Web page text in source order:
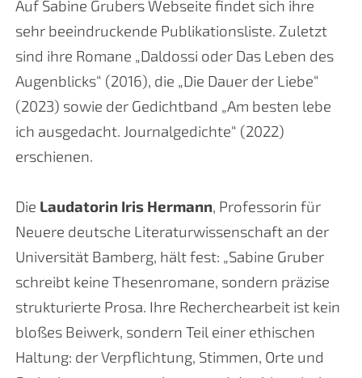
Auf Sabine Grubers Webseite findet sich ihre
sehr beeindruckende Publikationsliste. Zuletzt
sind ihre Romane „Daldossi oder Das Leben des
Augenblicks“ (2016), die „Die Dauer der Liebe“
(2023) sowie der Gedichtband „Am besten lebe
ich ausgedacht. Journalgedichte“ (2022)
erschienen.
Die Laudatorin Iris Hermann, Professorin für
Neuere deutsche Literaturwissenschaft an der
Universität Bamberg, hält fest: „Sabine Gruber
schreibt keine Thesenromane, sondern präzise
strukturierte Prosa. Ihre Recherchearbeit ist kein
bloßes Beiwerk, sondern Teil einer ethischen
Haltung: der Verpflichtung, Stimmen, Orte und